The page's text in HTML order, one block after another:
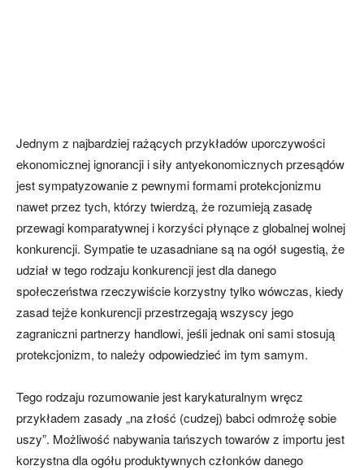
Jednym z najbardziej rażących przykładów uporczywości
ekonomicznej ignorancji i siły antyekonomicznych przesądów
jest sympatyzowanie z pewnymi formami protekcjonizmu
nawet przez tych, którzy twierdzą, że rozumieją zasadę
przewagi komparatywnej i korzyści płynące z globalnej wolnej
konkurencji. Sympatie te uzasadniane są na ogół sugestią, że
udział w tego rodzaju konkurencji jest dla danego
społeczeństwa rzeczywiście korzystny tylko wówczas, kiedy
zasad tejże konkurencji przestrzegają wszyscy jego
zagraniczni partnerzy handlowi, jeśli jednak oni sami stosują
protekcjonizm, to należy odpowiedzieć im tym samym.
Tego rodzaju rozumowanie jest karykaturalnym wręcz
przykładem zasady „na złość (cudzej) babci odmrożę sobie
uszy”. Możliwość nabywania tańszych towarów z importu jest
korzystna dla ogółu produktywnych członków danego